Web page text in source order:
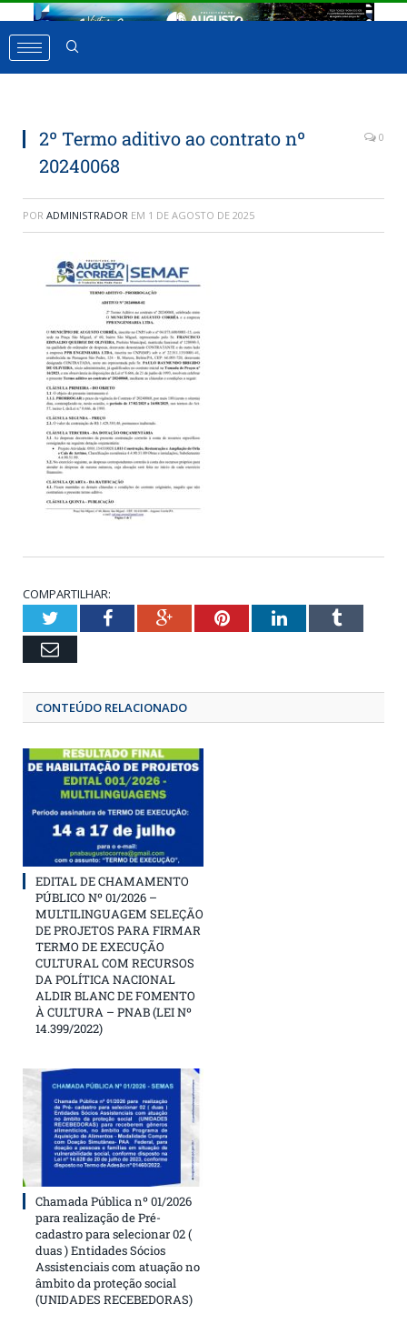
2º Termo aditivo ao contrato nº
20240068
0
POR ADMINISTRADOR EM 1 DE AGOSTO DE 2025
COMPARTILHAR:
TwitterFacebookGoogle+Pinterest
LinkedIn
Email
CONTEÚDO RELACIONADO
EDITAL DE CHAMAMENTO
PÚBLICO Nº 01/2026 –
MULTILINGUAGEM SELEÇÃO
DE PROJETOS PARA FIRMAR
TERMO DE EXECUÇÃO
CULTURAL COM RECURSOS
DA POLÍTICA NACIONAL
ALDIR BLANC DE FOMENTO
À CULTURA – PNAB (LEI Nº
14.399/2022)
Chamada Pública nº 01/2026
para realização de Pré-
cadastro para selecionar 02 (
duas ) Entidades Sócios
Assistenciais com atuação no
âmbito da proteção social
(UNIDADES RECEBEDORAS)